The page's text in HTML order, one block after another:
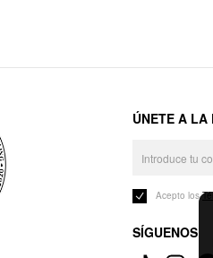
ÚNETE A LA
Acepto los
SÍGUENOS